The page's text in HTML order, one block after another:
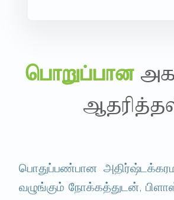
nghWg;ghd
பொதுப்பண்பான
வழுங்கும் நோக்கத்துடன்,